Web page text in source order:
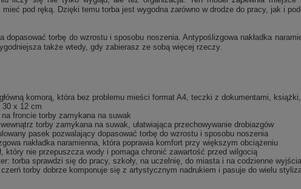
pod ręką. Dzięki temu torba jest wygodna zarówno w drodze do pracy, jak i
dopasować torbę do wzrostu i sposobu noszenia. Antypoślizgowa nakładka
także wtedy, gdy zabierasz ze sobą więcej rzeczy.
komorą, która bez problemu mieści format A4, teczki z dokumentami,
x 12 cm
froncie torby zamykana na suwak
torby zamykana na suwak, ułatwiająca przechowywanie drobiazgów
pasek pozwalający dopasować torbę do wzrostu i sposobu noszenia
nakładka naramienna, która poprawia komfort przy większym obciążeniu
który nie przepuszcza wody i pomaga chronić zawartość przed wilgocią
torba sprawdzi się do pracy, szkoły, na uczelnię, do miasta i na codzienne wyjścia
czerń torby dobrze komponuje się z artystycznym nadrukiem i pasuje do wielu